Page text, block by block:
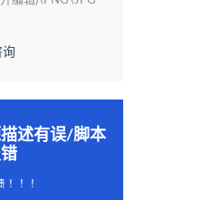
询
述有误/脚本
！！！